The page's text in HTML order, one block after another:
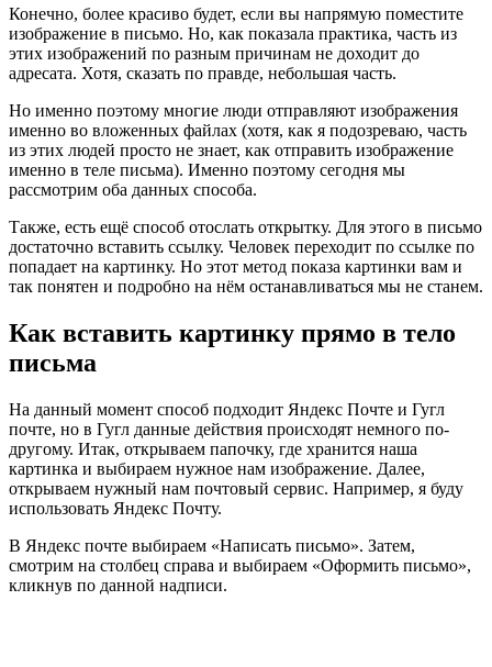
Конечно, более красиво будет, если вы напрямую поместите
изображение в письмо. Но, как показала практика, часть из
этих изображений по разным причинам не доходит до
адресата. Хотя, сказать по правде, небольшая часть.
Но именно поэтому многие люди отправляют изображения
именно во вложенных файлах (хотя, как я подозреваю, часть
из этих людей просто не знает, как отправить изображение
именно в теле письма). Именно поэтому сегодня мы
рассмотрим оба данных способа.
Также, есть ещё способ отослать открытку. Для этого в письмо
достаточно вставить ссылку. Человек переходит по ссылке по
попадает на картинку. Но этот метод показа картинки вам и
так понятен и подробно на нём останавливаться мы не станем.
Как вставить картинку прямо в тело
письма
На данный момент способ подходит Яндекс Почте и Гугл
почте, но в Гугл данные действия происходят немного по-
другому. Итак, открываем папочку, где хранится наша
картинка и выбираем нужное нам изображение. Далее,
открываем нужный нам почтовый сервис. Например, я буду
использовать Яндекс Почту.
В Яндекс почте выбираем «Написать письмо». Затем,
смотрим на столбец справа и выбираем «Оформить письмо»,
кликнув по данной надписи.